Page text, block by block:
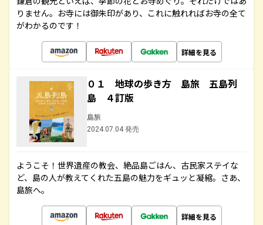
りません。お寺には御朱印があり、これに触れればお寺の全て
がわかるのです！
詳細を見る
０１ 地球の歩き方 島旅 五島列
島 ４訂版
島旅
2024.07.04 発売
ようこそ！世界遺産の教会、絶品島ごはん、古民家ステイな
ど、島の人が教えてくれた五島の魅力をギュッと凝縮。さあ、
島旅へ。
詳細を見る